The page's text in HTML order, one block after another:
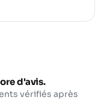
d'avis.
vérifiés après